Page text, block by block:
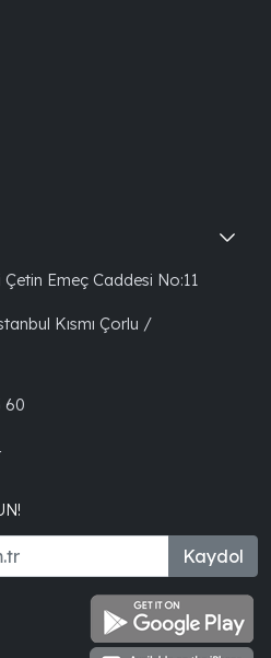
Emeç Caddesi No:11
Kısmı Çorlu /
60
Kaydol